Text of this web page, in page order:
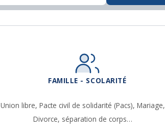
FAMILLE - SCOLARITÉ
Union libre, Pacte civil de solidarité (Pacs), Mariage,
Divorce, séparation de corps…